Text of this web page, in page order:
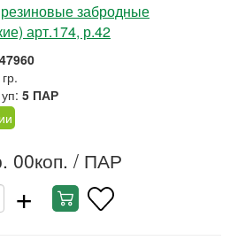
забродные
арт.174, р.42
5 ПАР
00коп. / ПАР
+